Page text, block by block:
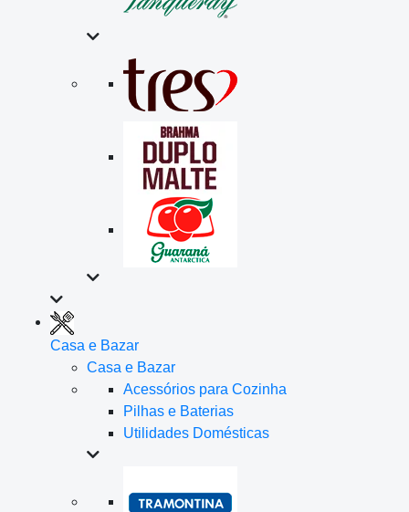
Casa e Bazar
Casa e Bazar
Acessórios para Cozinha
Pilhas e Baterias
Utilidades Domésticas